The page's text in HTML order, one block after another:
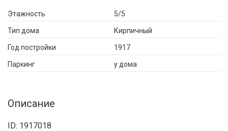
Этажность 5/5
Тип дома Кирпичный
Год постройки 1917
Паркинг у дома
Описание
ID: 1917018